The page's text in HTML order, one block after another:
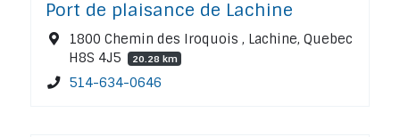
Port de plaisance de Lachine
1800 Chemin des Iroquois , Lachine, Quebec
H8S 4J5
20.28 km
514-634-0646